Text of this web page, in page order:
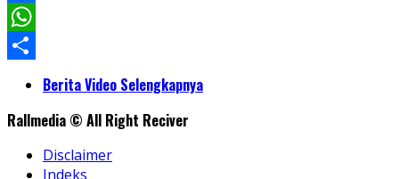
Facebook
WhatsApp
ShareBerita Video Selengkapnya
Rallmedia © All Right Reciver
Disclaimer
Indeks